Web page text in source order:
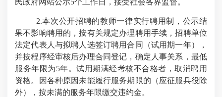
民政府网站公示5个工作日，接受社会各界监督。
2.本次公开招聘的教师一律实行聘用制，公示结
果不影响聘用的，按有关规定办理聘用手续，招聘单位
法定代表人与拟聘人选签订聘用合同（试用期一年），
并按程序经审核后办理合同登记，确定人事关系，最低
服务年限为5年。试用期满经考核不合格者，取消聘用
资格。因各种原因未能履行服务期限的（应征服兵役除
外），按未满的服务年限缴交违约金。